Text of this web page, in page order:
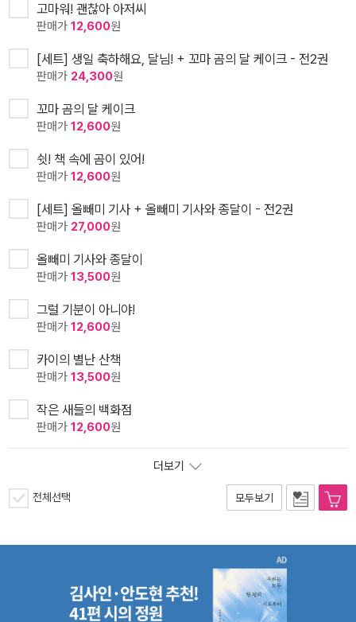
고마워! 괜찮아 아저씨
판매가 12,600원
[세트] 생일 축하해요, 달님! + 꼬마 곰의 달 케이크 - 전2권
판매가 24,300원
꼬마 곰의 달 케이크
판매가 12,600원
쉿! 책 속에 곰이 있어!
판매가 12,600원
[세트] 올빼미 기사 + 올빼미 기사와 종달이 - 전2권
판매가 27,000원
올빼미 기사와 종달이
판매가 13,500원
그럴 기분이 아니야!
판매가 12,600원
카이의 별난 산책
판매가 13,500원
작은 새들의 백화점
판매가 12,600원
더보기
전체선택 모두보기